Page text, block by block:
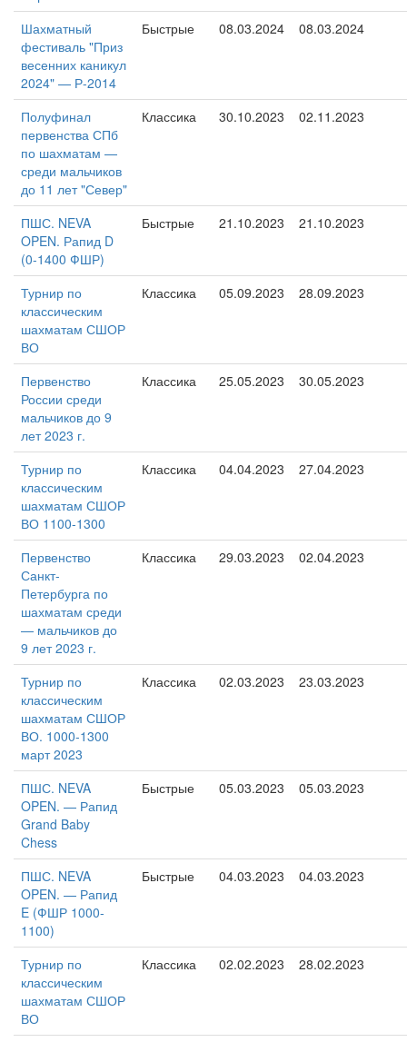
Шахматный
фестиваль "Приз
весенних каникул
2024" — Р-2014
Быстрые 08.03.2024 08.03.2024
Полуфинал
первенства СПб
по шахматам —
среди мальчиков
до 11 лет "Север"
Классика 30.10.2023 02.11.2023
ПШС. NEVA
OPEN. Рапид D
(0-1400 ФШР)
Быстрые 21.10.2023 21.10.2023
Турнир по
классическим
шахматам СШОР
ВО
Классика 05.09.2023 28.09.2023
Первенство
России среди
мальчиков до 9
лет 2023 г.
Классика 25.05.2023 30.05.2023
Турнир по
классическим
шахматам СШОР
ВО 1100-1300
Классика 04.04.2023 27.04.2023
Первенство
Санкт-
Петербурга по
шахматам среди
— мальчиков до
9 лет 2023 г.
Классика 29.03.2023 02.04.2023
Турнир по
классическим
шахматам СШОР
ВО. 1000-1300
март 2023
Классика 02.03.2023 23.03.2023
ПШС. NEVA
OPEN. — Рапид
Grand Baby
Chess
Быстрые 05.03.2023 05.03.2023
ПШС. NEVA
OPEN. — Рапид
E (ФШР 1000-
1100)
Быстрые 04.03.2023 04.03.2023
Турнир по
классическим
шахматам СШОР
ВО
Классика 02.02.2023 28.02.2023